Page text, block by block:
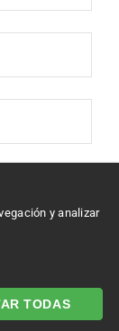
y analizar
TODAS